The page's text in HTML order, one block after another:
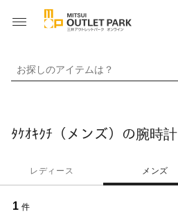
お探しのアイテムは？
ﾀｹｵｷｸﾁ（メンズ）の腕時計
レディース メンズ
1 件